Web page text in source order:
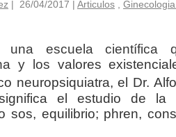
| 26/04/2017 | Articulos ,
una escuela científica
y los valores
neuropsiquiatra, el Dr.
significa el estudio de la
sos, equilibrio; phren,